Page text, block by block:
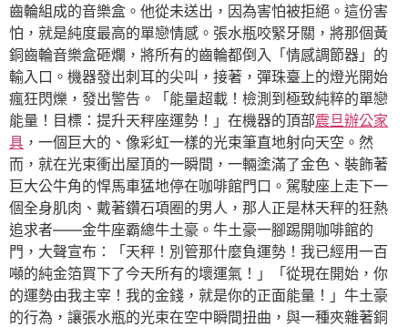
齒輪組成的音樂盒。他從未送出，因為害怕被拒絕。這份害
怕，就是純度最高的單戀情感。張水瓶咬緊牙關，將那個黃
銅齒輪音樂盒砸爛，將所有的齒輪都倒入「情感調節器」的
輸入口。機器發出刺耳的尖叫，接著，彈珠臺上的燈光開始
瘋狂閃爍，發出警告。「能量超載！檢測到極致純粹的單戀
能量！目標：提升天秤座運勢！」在機器的頂部震旦辦公家
具 ，一個巨大的、像彩虹一樣的光束筆直地射向天空。然
而，就在光束衝出屋頂的一瞬間，一輛塗滿了金色、裝飾著
巨大公牛角的悍馬車猛地停在咖啡館門口。駕駛座上走下一
個全身肌肉、戴著鑽石項圈的男人，那人正是林天秤的狂熱
追求者——金牛座霸總牛土豪。牛土豪一腳踢開咖啡館的
門，大聲宣布：「天秤！別管那什麼負運勢！我已經用一百
噸的純金箔買下了今天所有的壞運氣！」「從現在開始，你
的運勢由我主宰！我的金錢，就是你的正面能量！」牛土豪
的行為，讓張水瓶的光束在空中瞬間扭曲，與一種夾雜著銅